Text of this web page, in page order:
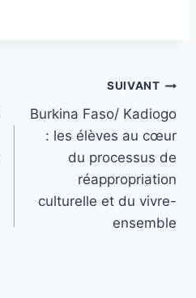
SUIVANT
Burkina Faso/ Kadiogo
: les élèves au cœur
du processus de
réappropriation
culturelle et du vivre-
ensemble